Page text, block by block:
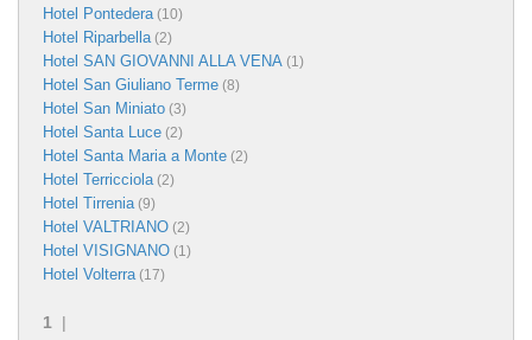
Hotel Pontedera(10)
Hotel Riparbella(2)
Hotel SAN GIOVANNI ALLA VENA (1)
Hotel San Giuliano Terme (8)
Hotel San Miniato (3)
Hotel Santa Luce (2)
Hotel Santa Maria a Monte (2)
Hotel Terricciola(2)
Hotel Tirrenia(9)
Hotel VALTRIANO (2)
Hotel VISIGNANO (1)
Hotel Volterra(17)
1 |